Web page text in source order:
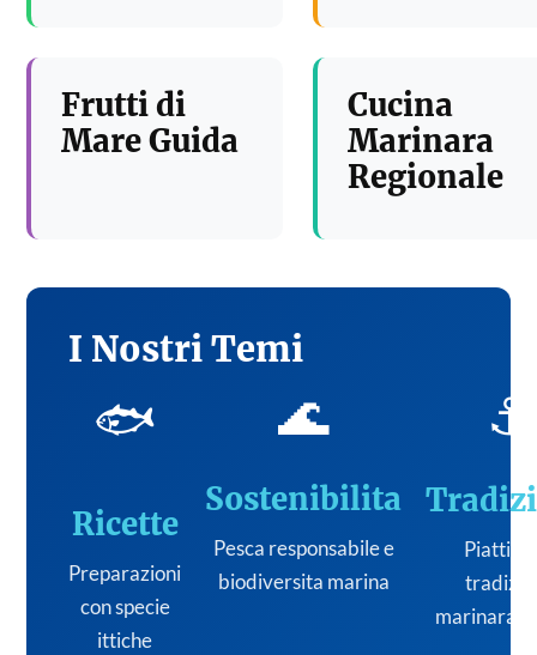
Frutti di
Mare Guida
Cucina
Marinara
Regionale
I Nostri Temi
🐟
Ricette
Preparazioni
con specie
ittiche
🌊
Sostenibilita
Pesca responsabile e
biodiversita marina
⚓
Piatti
marinara